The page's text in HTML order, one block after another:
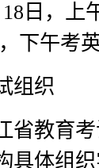
18日，上
下午考
组织
省教育
具体组